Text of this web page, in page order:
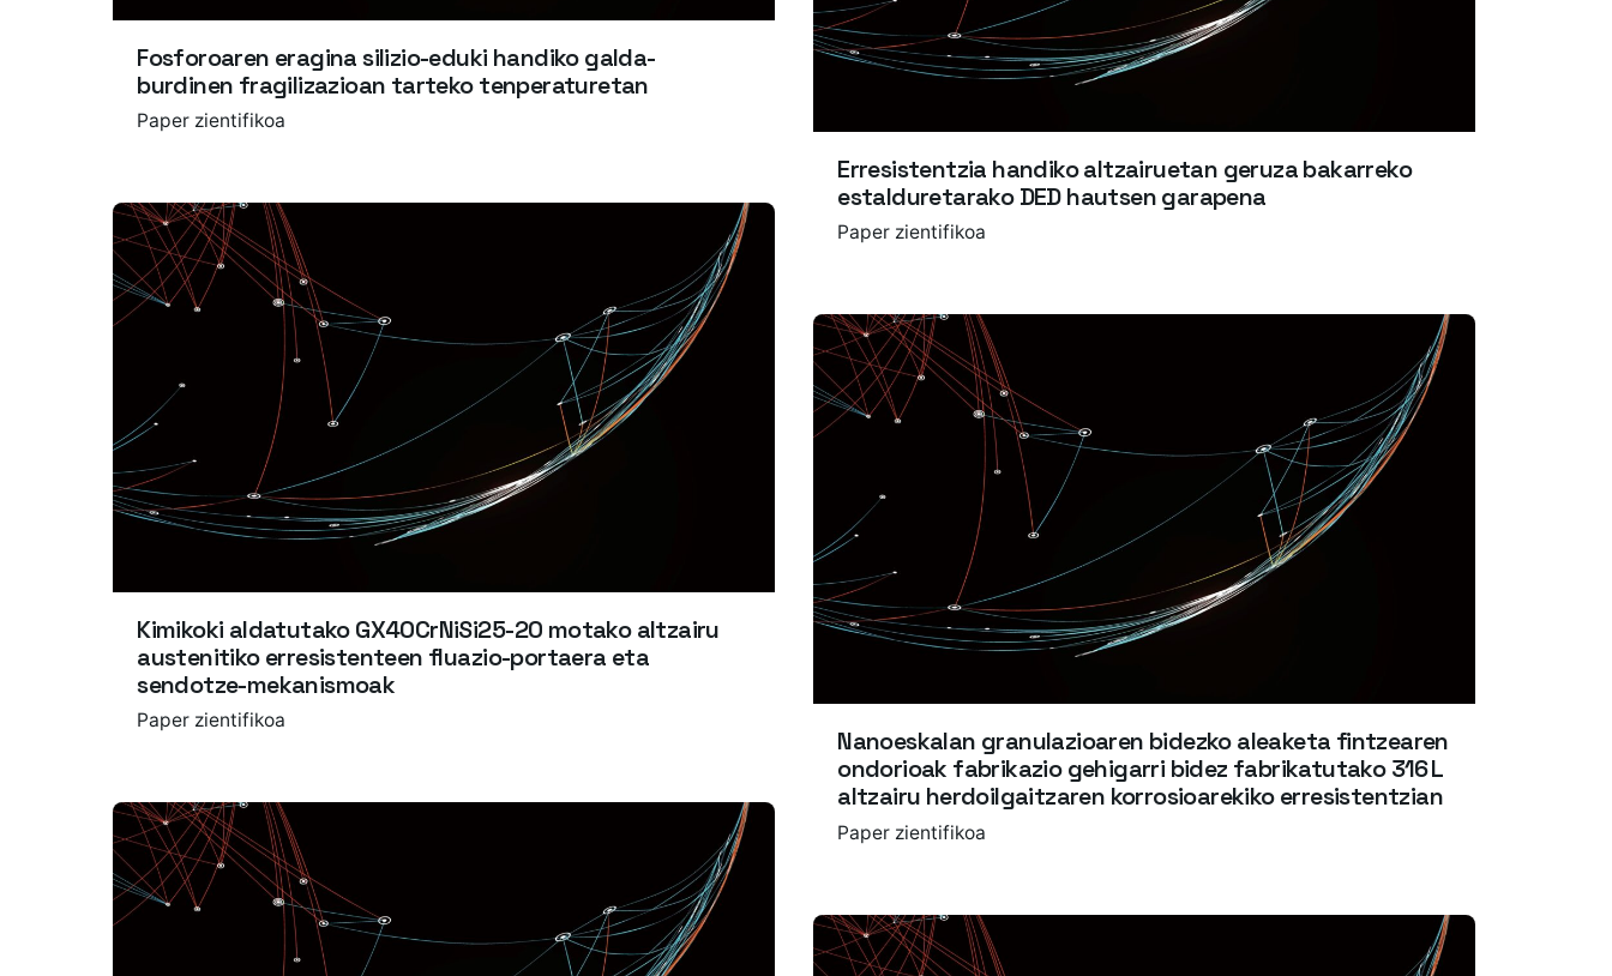
Fosforoaren eragina silizio-eduki handiko galda-
burdinen fragilizazioan tarteko tenperaturetan
Paper zientifikoa
Erresistentzia handiko altzairuetan geruza bakarreko
estalduretarako DED hautsen garapena
Paper zientifikoa
Kimikoki aldatutako GX40CrNiSi25-20 motako altzairu
austenitiko erresistenteen fluazio-portaera eta
sendotze-mekanismoak
Paper zientifikoa
Nanoeskalan granulazioaren bidezko aleaketa fintzearen
ondorioak fabrikazio gehigarri bidez fabrikatutako 316 L
altzairu herdoilgaitzaren korrosioarekiko erresistentzian
Paper zientifikoa